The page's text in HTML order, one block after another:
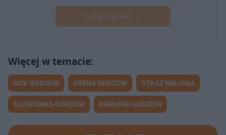
Następne pytanie
MZK GORZÓW ARENA GORZÓW STRAŻ MIEJSKA
SŁOWIANKA GORZÓW PARKINGI GORZÓW